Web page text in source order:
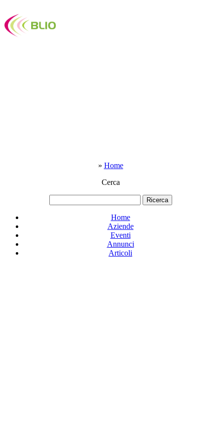
» Home
Cerca
Home
Aziende
Eventi
Annunci
Articoli